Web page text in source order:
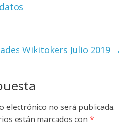
Wikitokers Julio 2019 →
electrónico no será publicada.
están marcados con *